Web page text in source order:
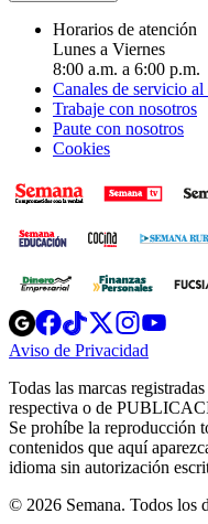
Horarios de atención
Lunes a Viernes
8:00 a.m. a 6:00 p.m.
Canales de servicio al
Trabaje con nosotros
Paute con nosotros
Cookies
Opens
in
new
Opens
in
new
Opens
in
new
window
Opens
new
window
Aviso de Privacidad
new
window
Todas las marcas
respectiva o de
Se prohíbe la reproducción
contenidos que aquí
idioma sin autorización
© 2026 Semana. Todos los